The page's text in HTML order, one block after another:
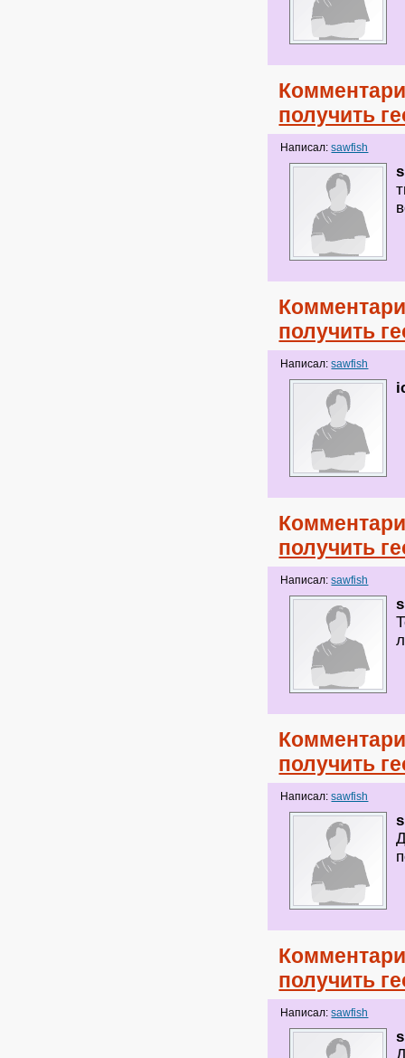
получить
Написал:sawfish
получить
Написал:sawfish
получить
Написал:sawfish
получить
Написал:sawfish
получить
Написал:sawfish